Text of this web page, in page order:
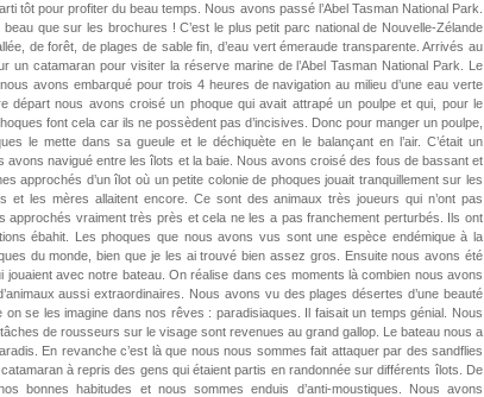
tôt pour profiter du beau temps. Nous avons passé l’Abel Tasman National Park.
que sur les brochures ! C’est le plus petit parc national de Nouvelle-Zélande
de forêt, de plages de sable fin, d’eau vert émeraude transparente. Arrivés au
un catamaran pour visiter la réserve marine de l’Abel Tasman National Park. Le
avons embarqué pour trois 4 heures de navigation au milieu d’une eau verte
départ nous avons croisé un phoque qui avait attrapé un poulpe et qui, pour le
font cela car ils ne possèdent pas d’incisives. Donc pour manger un poulpe,
le mette dans sa gueule et le déchiquète en le balançant en l’air. C’était un
navigué entre les îlots et la baie. Nous avons croisé des fous de bassant et
approchés d’un îlot où un petite colonie de phoques jouait tranquillement sur les
les mères allaitent encore. Ce sont des animaux très joueurs qui n’ont pas
approchés vraiment très près et cela ne les a pas franchement perturbés. Ils ont
ébahit. Les phoques que nous avons vus sont une espèce endémique à la
du monde, bien que je les ai trouvé bien assez gros. Ensuite nous avons été
avec notre bateau. On réalise dans ces moments là combien nous avons
aussi extraordinaires. Nous avons vu des plages désertes d’une beauté
se les imagine dans nos rêves : paradisiaques. Il faisait un temps génial. Nous
de rousseurs sur le visage sont revenues au grand gallop. Le bateau nous a
En revanche c’est là que nous nous sommes fait attaquer par des sandflies
à repris des gens qui étaient partis en randonnée sur différents îlots. De
bonnes habitudes et nous sommes enduis d’anti-moustiques. Nous avons